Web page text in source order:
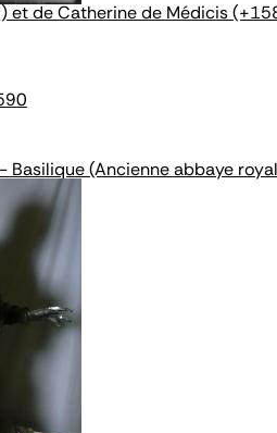
et de Catherine de Médicis
Basilique (Ancienne abbaye